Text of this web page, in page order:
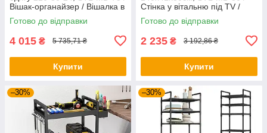
Вішак-органайзер / Вішалка в
передпокій
Готово до відправки
4 015 ₴ 5 735,71 ₴
Купити
Стінка у вітальню під TV /
Тумба під ТВ / Стінка під ТВ
Готово до відправки
2 235 ₴ 3 192,86 ₴
Купити
–30% –30%